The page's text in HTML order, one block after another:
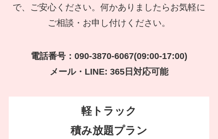
で、ご安心ください。何かありましたらお気軽に
ご相談・お申し付けください。
電話番号：090-3870-6067(09:00-17:00)
メール・LINE: 365日対応可能
軽トラック
積み放題プラン